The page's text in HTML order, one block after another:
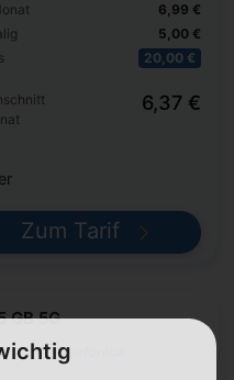
6,99 €
5,00 €
20,00 €
6,37 €
Zum Tarif
GB 5G